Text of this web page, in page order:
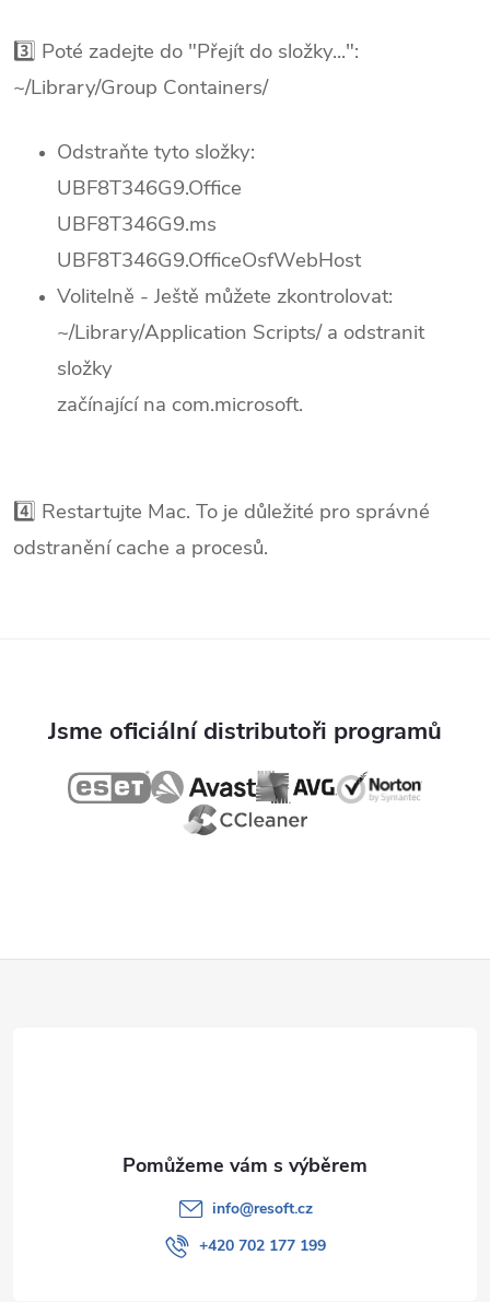
3️⃣ Poté zadejte do "Přejít do složky...":
~/Library/Group Containers/
Odstraňte tyto složky:
UBF8T346G9.Office
UBF8T346G9.ms
UBF8T346G9.OfficeOsfWebHost
Volitelně - Ještě můžete zkontrolovat:
~/Library/Application Scripts/ a odstranit
složky
začínající na com.microsoft.
4️⃣ Restartujte Mac. To je důležité pro správné
odstranění cache a procesů.
Jsme oficiální distributoři programů
info@resoft.cz
+420 702 177 199